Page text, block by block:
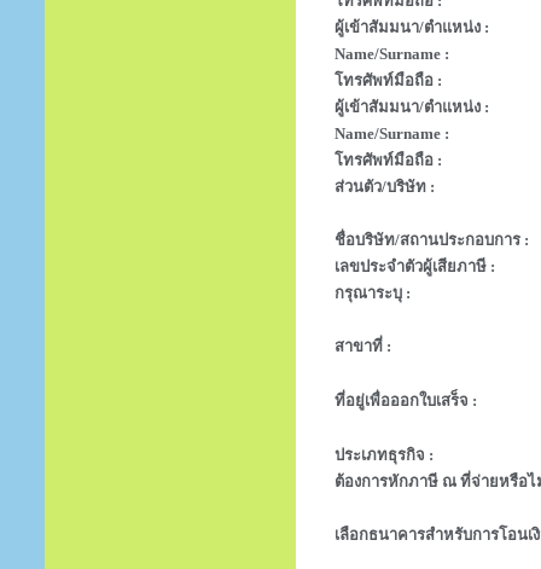
ผู้เข้าสัมมนา/ตำแหน่ง :
Name/Surname :
โทรศัพท์มือถือ :
ผู้เข้าสัมมนา/ตำแหน่ง :
Name/Surname :
โทรศัพท์มือถือ :
ส่วนตัว/บริษัท :
ชื่อบริษัท/สถานประกอบการ :
เลขประจำตัวผู้เสียภาษี :
กรุณาระบุ :
สาขาที่ :
ที่อยู่เพื่อออกใบเสร็จ :
ประเภทธุรกิจ :
ต้องการหักภาษี ณ ที่จ่ายหรือไ
เลือกธนาคารสำหรับการโอนเ